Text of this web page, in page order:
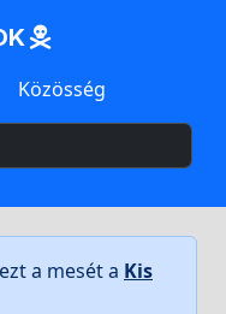
Közösség
a mesét a Kis